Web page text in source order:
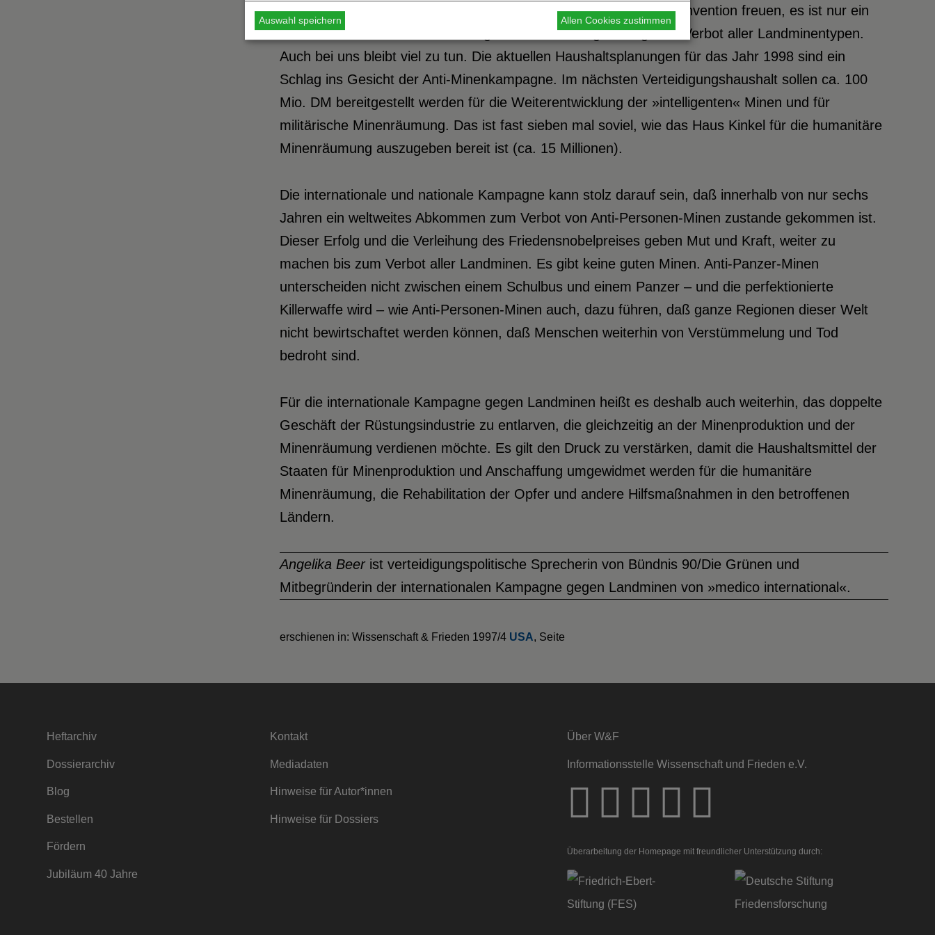
So sehr wir uns über den Abschluß einer Anti-Personen-Minen-Konvention freuen, es ist nur ein
Zwischenschritt auf dem schwierigen und notwendigen Weg zum Verbot aller Landminentypen.
Auch bei uns bleibt viel zu tun. Die aktuellen Haushaltsplanungen für das Jahr 1998 sind ein
Schlag ins Gesicht der Anti-Minenkampagne. Im nächsten Verteidigungshaushalt sollen ca. 100
Mio. DM bereitgestellt werden für die Weiterentwicklung der »intelligenten« Minen und für
militärische Minenräumung. Das ist fast sieben mal soviel, wie das Haus Kinkel für die humanitäre
Minenräumung auszugeben bereit ist (ca. 15 Millionen).
Die internationale und nationale Kampagne kann stolz darauf sein, daß innerhalb von nur sechs
Jahren ein weltweites Abkommen zum Verbot von Anti-Personen-Minen zustande gekommen ist.
Dieser Erfolg und die Verleihung des Friedensnobelpreises geben Mut und Kraft, weiter zu
machen bis zum Verbot aller Landminen. Es gibt keine guten Minen. Anti-Panzer-Minen
unterscheiden nicht zwischen einem Schulbus und einem Panzer – und die perfektionierte
Killerwaffe wird – wie Anti-Personen-Minen auch, dazu führen, daß ganze Regionen dieser Welt
nicht bewirtschaftet werden können, daß Menschen weiterhin von Verstümmelung und Tod
bedroht sind.
Für die internationale Kampagne gegen Landminen heißt es deshalb auch weiterhin, das doppelte
Geschäft der Rüstungsindustrie zu entlarven, die gleichzeitig an der Minenproduktion und der
Minenräumung verdienen möchte. Es gilt den Druck zu verstärken, damit die Haushaltsmittel der
Staaten für Minenproduktion und Anschaffung umgewidmet werden für die humanitäre
Minenräumung, die Rehabilitation der Opfer und andere Hilfsmaßnahmen in den betroffenen
Ländern.
Angelika Beerist verteidigungspolitische Sprecherin von Bündnis 90/Die Grünen und
Mitbegründerin der internationalen Kampagne gegen Landminen von »medico international«.
erschienen in: Wissenschaft & Frieden 1997/4 USA, Seite
Heftarchiv
Dossierarchiv
Blog
Bestellen
Fördern
Jubiläum 40 Jahre
Kontakt
Mediadaten
Hinweise für Autor*innen
Hinweise für Dossiers
Über W&F
Informationsstelle Wissenschaft und Frieden e.V.
Überarbeitung der Homepage mit freundlicher Unterstützung durch:
Auswahl speichern Allen Cookies zustimmen